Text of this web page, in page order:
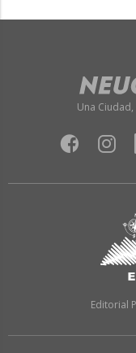
Una
Editorial